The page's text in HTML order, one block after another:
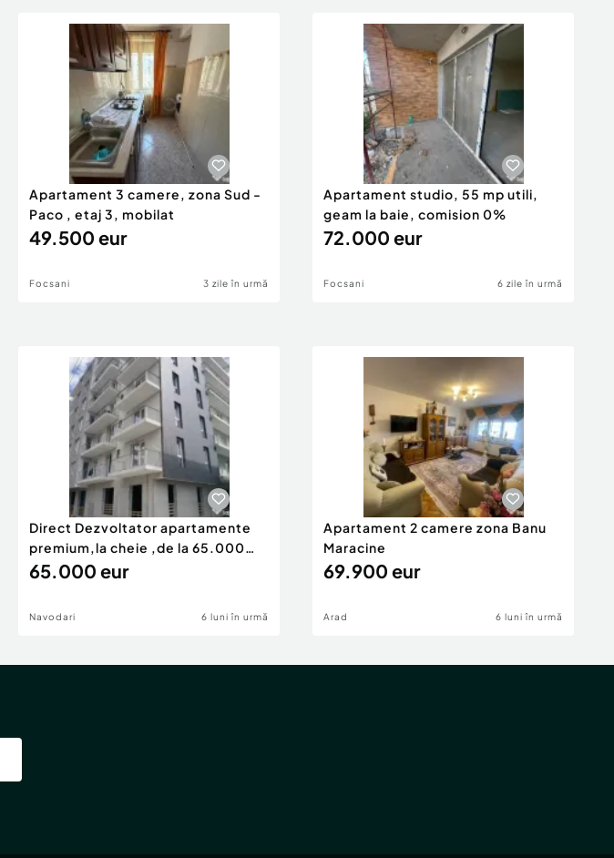
Apartament 3 camere, zona Sud -
Paco , etaj 3, mobilat
49.500 eur
Focsani 3 zile în urmă
Apartament studio, 55 mp utili,
geam la baie, comision 0%
72.000 eur
Focsani 6 zile în urmă
Direct Dezvoltator apartamente
premium,la cheie ,de la 65.000
eur
65.000 eur
Navodari 6 luni în urmă
Apartament 2 camere zona Banu
Maracine
69.900 eur
Arad 6 luni în urmă